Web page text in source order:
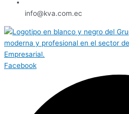
info@kva.com.ec
Facebook